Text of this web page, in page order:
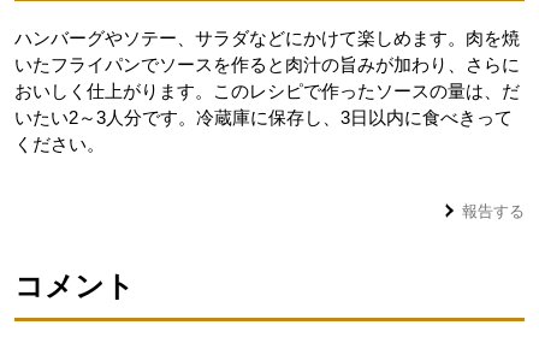
ハンバーグやソテー、サラダなどにかけて楽しめます。肉を焼
いたフライパンでソースを作ると肉汁の旨みが加わり、さらに
おいしく仕上がります。このレシピで作ったソースの量は、だ
いたい2～3人分です。冷蔵庫に保存し、3日以内に食べきって
ください。
報告する
コメント